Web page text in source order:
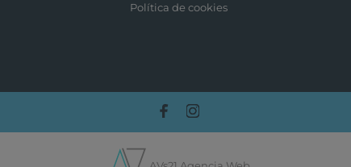
Política de cookies